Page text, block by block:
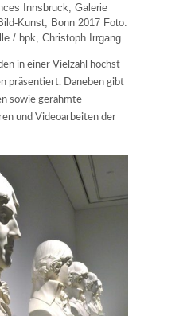
Innsbruck, Galerie
Kunst, Bonn 2017 Foto:
/ bpk, Christoph Irrgang
in einer Vielzahl höchst
präsentiert. Daneben gibt
sowie gerahmte
und Videoarbeiten der